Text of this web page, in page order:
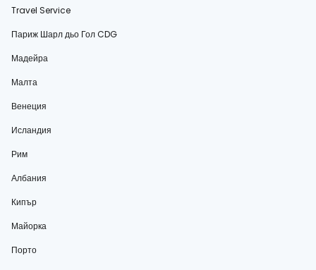
Travel Service
Париж Шарл дьо Гол CDG
Мадейра
Малта
Венеция
Исландия
Рим
Албания
Кипър
Майорка
Порто